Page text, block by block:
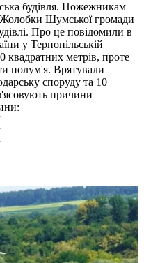
будівля. Пожежникам
Жолобки Шумської громади
Про це повідомили в
у Тернопільській
квадратних метрів, проте
полум'я. Врятували
споруду та 10
причини